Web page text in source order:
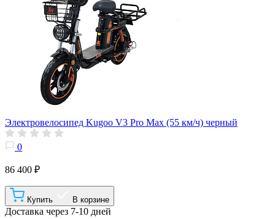
Электровелосипед Kugoo V3 Pro Max (55 км/ч) черный
0
86 400 ₽
Купить В корзине
Доставка через 7-10 дней